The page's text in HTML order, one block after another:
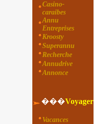
Casino-
caraibes
Annu
Entreprises
Kroosty
Superannu
Recherche
Annudrive
Annonce
���Voyager
Vacances